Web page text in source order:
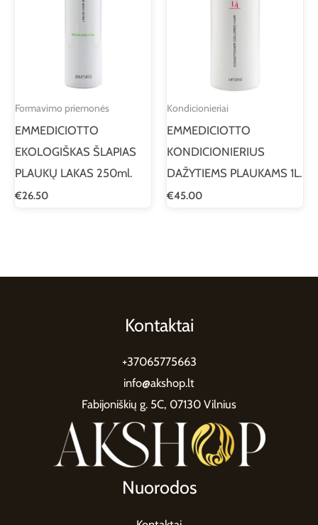
Formavimo priemonės
EMMEDICIOTTO
EKOLOGIŠKAS ŠLAPIAS
PLAUKŲ LAKAS 250ml.
€26.50
Kondicionieriai
EMMEDICIOTTO
KONDICIONIERIUS
DAŽYTIEMS PLAUKAMS 1L.
€45.00
Kontaktai
+37065775663
info@akshop.lt
Fabijoniškių g. 5C, 07130 Vilnius
Nuorodos